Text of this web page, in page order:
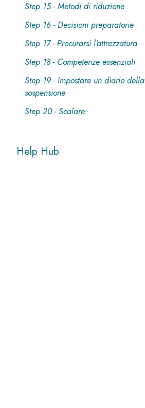
Step 15 - Metodi di riduzione
Step 16 - Decisioni preparatorie
Step 17 - Procurarsi l'attrezzatura
Step 18 - Competenze essenziali
Step 19 - Impostare un diario della
sospensione
Step 20 - Scalare
Help Hub